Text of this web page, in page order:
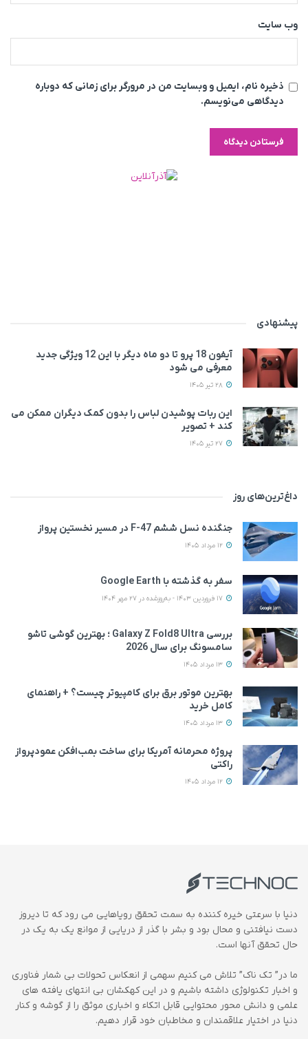
وب‌ سایت
ذخیره نام، ایمیل و وبسایت من در مرورگر برای زمانی که دوباره
دیدگاهی می‌نویسم.
پیشنهادی
آیفون 18 پرو تا دو ماه دیگر با این 12 ویژگی جدید
معرفی می‌ شود
این ربات پوشیدن لباس را بدون کمک دیگران ممکن می‌
کند + تصویر
داغ‌ترین‌های روز
جنگنده نسل ششم F-47 در مسیر نخستین پرواز
سفر به گذشته با Google Earth
بررسی Galaxy Z Fold8 Ultra ؛ بهترین گوشی تاشو
سامسونگ برای سال 2026
بهترین موتور برق برای کامپیوتر چیست؟ + راهنمای
کامل خرید
پروژه محرمانه آمریکا برای ساخت بمب‌افکن عمودپرواز
راکتی
دنیا با سرعتی خیره کننده به سمت تحقق رویاهایی می رود که تا دیروز
دست نیافتنی و محال بود و بشر با گذر از دریایی از موانع یک به یک در
حال تحقق آنها است.
ما در” تک ناک” تلاش می کنیم سهمی از انعکاس تحولات بی شمار فناوری
و اخبار تکنولوژی داشته باشیم و در این کهکشان بی انتهای یافته های
علمی و دانش محور محتوایی قابل اتکاء و اخباری موثق را از گوشه و کنار
دنیا در اختیار علاقمندان و مخاطبان خود قرار دهیم.